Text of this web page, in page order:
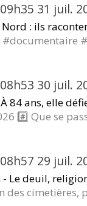
09h35 31 juil.
Nord : ils
08h53 30 juil.
84 ans, elle
#️⃣ Que se
08h57 29 juil.
Le deuil,
des cimetières,